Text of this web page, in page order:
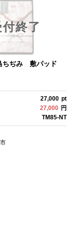
付終了
ちぢみ 敷パッド
27,000 pt
27,000 円
TM85-NT